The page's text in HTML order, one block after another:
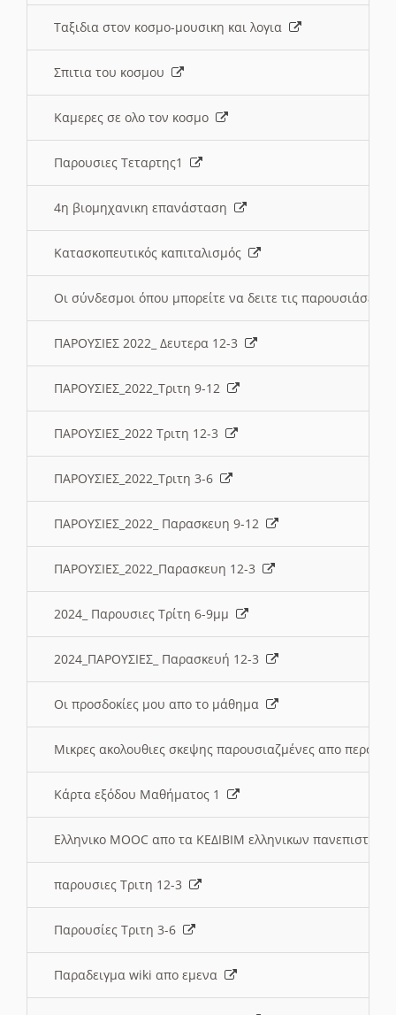
Ταξιδια στον κοσμο-μουσικη και λογια
Σπιτια του κοσμου
Καμερες σε ολο τον κοσμο
Παρουσιες Τεταρτης1
4η βιομηχανικη επανάσταση
Κατασκοπευτικός καπιταλισμός
Οι σύνδεσμοι όπου μπορείτε να δειτε τις παρουσιάσεις
ΠΑΡΟΥΣΙΕΣ 2022_ Δευτερα 12-3
ΠΑΡΟΥΣΙΕΣ_2022_Τριτη 9-12
ΠΑΡΟΥΣΙΕΣ_2022 Τριτη 12-3
ΠΑΡΟΥΣΙΕΣ_2022_Τριτη 3-6
ΠΑΡΟΥΣΙΕΣ_2022_ Παρασκευη 9-12
ΠΑΡΟΥΣΙΕΣ_2022_Παρασκευη 12-3
2024_ Παρουσιες Τρίτη 6-9μμ
2024_ΠΑΡΟΥΣΙΕΣ_ Παρασκευή 12-3
Οι προσδοκίες μου απο το μάθημα
Μικρες ακολουθιες σκεψης παρουσιαζμένες απο
Κάρτα εξόδου Μαθήματος 1
Ελληνικο MOOC απο τα ΚΕΔΙΒΙΜ ελληνικων
παρουσιες Τριτη 12-3
Παρουσίες Τριτη 3-6
Παραδειγμα wiki απο εμενα